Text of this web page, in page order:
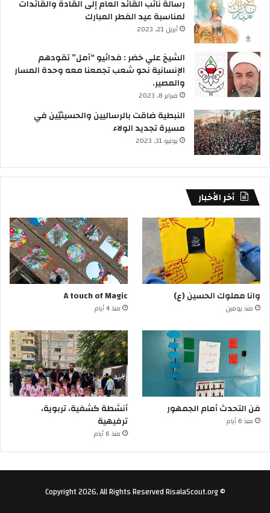
رسالة نائب القائد العام إلى القادة والقائدات
لمناسبة عيد الفطر المبارك
أبريل 21, 2023
الشيخ علي خضر : فدائيو “أمل” تقودهم
الإنسانية نحو شعب تجمعنا معه وحدة المسار
والمصير.
فبراير 8, 2023
النبطية ضاقت بالرساليين والحسينيّين في
مسيرة تجديد الولاء
يوليو 31, 2023
أخر الأخبار
وانا مملوك الحسين (ع)
منذ يومين
A touch of Magic
منذ 4 أيام
فن التحدث أمام الجمهور
منذ 6 أيام
أنشطة كشفية، تربوية،
ترفيهية
منذ 6 أيام
© Copyright 2026, All Rights Reserved RisalaScout.org